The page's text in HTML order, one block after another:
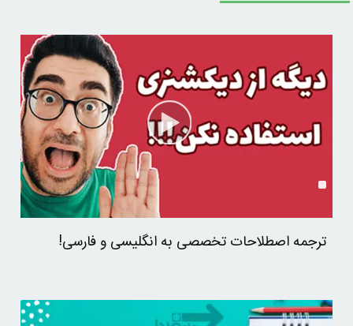
ترجمه اصطلاحات تخصصی به انگلیسی و فارسی!